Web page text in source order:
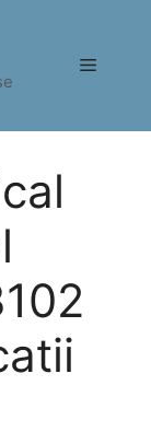
Meniu